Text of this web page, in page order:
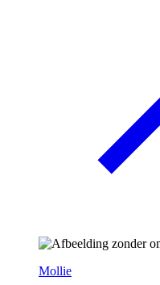
Mollie